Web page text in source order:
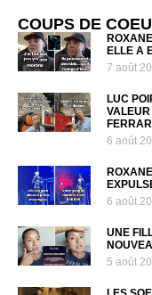
COUPS DE
ELLE A
7 août
LUC
VALEUR
6 août
6 août
UNE
5 août